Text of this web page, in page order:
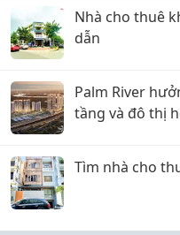
Nhà cho thuê
dẫn
Palm River
tầng và đô thị
Tìm nhà cho